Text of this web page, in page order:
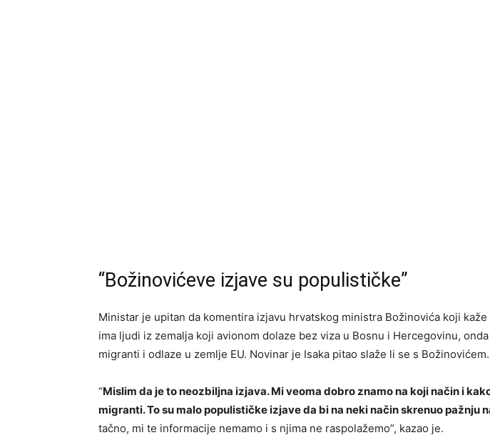
“Božinovićeve izjave su populističke”
Ministar je upitan da komentira izjavu hrvatskog ministra Božinovića koji
ima ljudi iz zemalja koji avionom dolaze bez viza u Bosnu i Hercegovinu,
migranti i odlaze u zemlje EU. Novinar je Isaka pitao slaže li se s Božinovićem.
“Mislim da je to neozbiljna izjava. Mi veoma dobro znamo na koji način i
migranti. To su malo populističke izjave da bi na neki način skrenuo pažnju
tačno, mi te informacije nemamo i s njima ne raspolažemo”, kazao je.